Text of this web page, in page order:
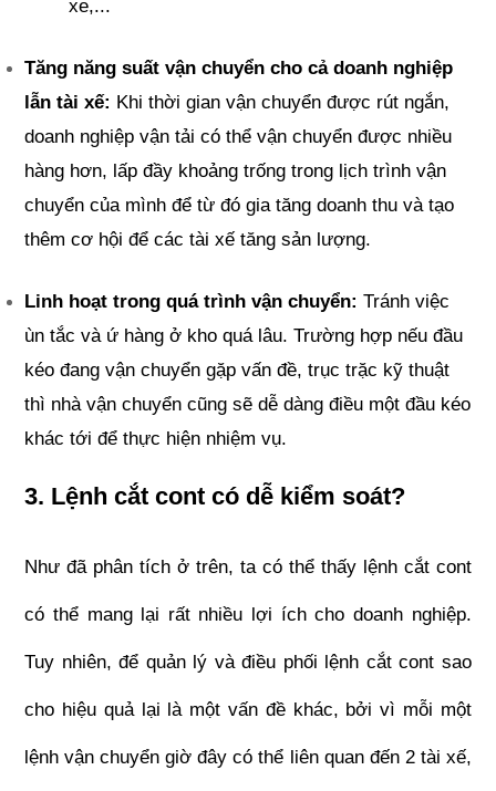
xe,...
Tăng năng suất vận chuyển cho cả doanh nghiệp
lẫn tài xế: Khi thời gian vận chuyển được rút ngắn,
doanh nghiệp vận tải có thể vận chuyển được nhiều
hàng hơn, lấp đầy khoảng trống trong lịch trình vận
chuyển của mình để từ đó gia tăng doanh thu và tạo
thêm cơ hội để các tài xế tăng sản lượng.
Linh hoạt trong quá trình vận chuyển: Tránh việc
ùn tắc và ứ hàng ở kho quá lâu. Trường hợp nếu đầu
kéo đang vận chuyển gặp vấn đề, trục trặc kỹ thuật
thì nhà vận chuyển cũng sẽ dễ dàng điều một đầu kéo
khác tới để thực hiện nhiệm vụ.
3. Lệnh cắt cont có dễ kiểm soát?
Như đã phân tích ở trên, ta có thể thấy lệnh cắt cont
có thể mang lại rất nhiều lợi ích cho doanh nghiệp.
Tuy nhiên, để quản lý và điều phối lệnh cắt cont sao
cho hiệu quả lại là một vấn đề khác, bởi vì mỗi một
lệnh vận chuyển giờ đây có thể liên quan đến 2 tài xế,